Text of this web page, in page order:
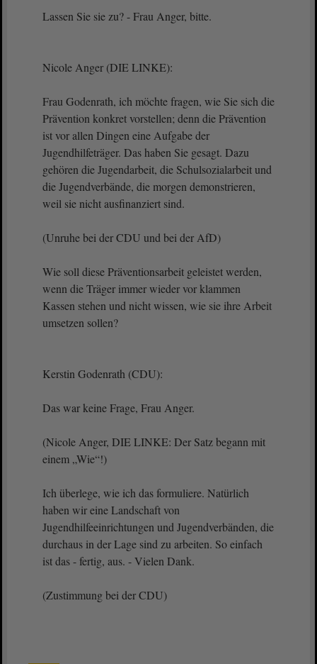
Lassen Sie sie zu? - Frau Anger, bitte.
Nicole Anger (DIE LINKE):
Frau Godenrath, ich möchte fragen, wie Sie sich die
Prävention konkret vorstellen; denn die Prävention
ist vor allen Dingen eine Aufgabe der
Jugendhilfeträger. Das haben Sie gesagt. Dazu
gehören die Jugendarbeit, die Schulsozialarbeit und
die Jugendverbände, die morgen demonstrieren,
weil sie nicht ausfinanziert sind.
(Unruhe bei der CDU und bei der AfD)
Wie soll diese Präventionsarbeit geleistet werden,
wenn die Träger immer wieder vor klammen
Kassen stehen und nicht wissen, wie sie ihre Arbeit
umsetzen sollen?
Kerstin Godenrath (CDU):
Das war keine Frage, Frau Anger.
(Nicole Anger, DIE LINKE: Der Satz begann mit
einem „Wie“!)
Ich überlege, wie ich das formuliere. Natürlich
haben wir eine Landschaft von
Jugendhilfeeinrichtungen und Jugendverbänden, die
durchaus in der Lage sind zu arbeiten. So einfach
ist das - fertig, aus. - Vielen Dank.
(Zustimmung bei der CDU)